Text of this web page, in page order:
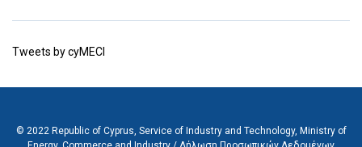
Tweets by cyMECI
© 2022 Republic of Cyprus, Service of Industry and Technology, Ministry of